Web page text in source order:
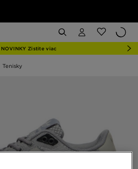
NOVINKY Zistite viac
Tenisky